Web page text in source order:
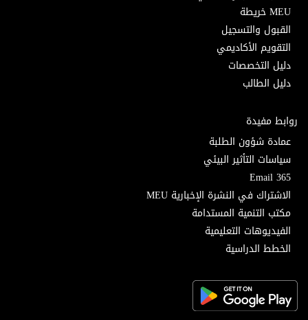
MEU خريطة
القبول والتسجيل
التقويم الأكاديمي
دليل التخصصات
دليل الطالب
روابط مفيدة
عمادة شؤون الطلبة
سياسات التأثير البيئي
Email 365
الاشتراك في النشرة الإخبارية MEU
مكتب التنمية المستدامة
الفيديوهات التعليمية
الخطط الدراسية